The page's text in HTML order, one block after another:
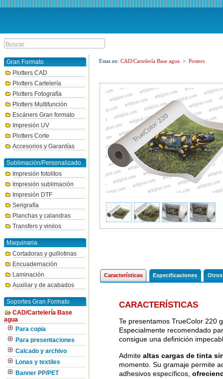
Gran Formato
Plotters CAD
Plotters Cartelería
Plotters Fotografía
Plotters Multifunción
Escáners Gran formato
Impresión UV
Plotters Corte
Accesorios y Garantías
Sublimación/Personalizado
Impresión fotolitos
Impresión sublimación
Impresión DTF
Serigrafía
Planchas y calandras
Transfers y vinilos
Maquinaria
Cortadoras y guillotinas
Encuadernación
Laminación
Auxiliar y de acabados
Soportes Gran Formato
CAD/Cartelería Base
agua
Para copia
Para presentaciones
Calcado y archivo
Lonas y textiles
Banner PP/PET
Estas en: CAD/Cartelería Base agua > Posters
Características Especificaciones
CARACTERÍSTICAS
Te presentamos TrueColor 220
Especialmente recomendado
consigue una definición
Admitealtas cargas de tinta
momento. Su gramaje permite
adhesivos específicos,